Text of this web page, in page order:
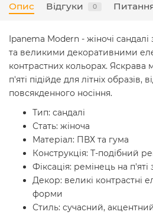
Опис Відгуки 0
Ipanema Modern - жіночі
та великими декоративними
контрастних кольорах. Яскрава
п'яті підійде для літніх образів,
повсякденного носіння.
Тип: сандалі
Стать: жіноча
Матеріал: ПВХ та гума
Конструкція: Т-подібний
Фіксація: ремінець на
Декор: великі контрастні
форми
Стиль: сучасний,